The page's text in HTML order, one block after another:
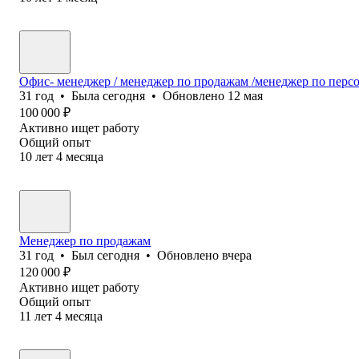
Офис- менеджер / менеджер по продажам /менеджер по
31 год • Была сегодня • Обновлено 12 мая
100 000 ₽
Активно ищет работу
Общий опыт
10 лет 4 месяца
Менеджер по продажам
31 год • Был сегодня • Обновлено вчера
120 000 ₽
Активно ищет работу
Общий опыт
11 лет 4 месяца